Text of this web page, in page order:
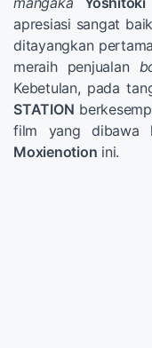
apresiasi sangat
ditayangkan
meraih penjualan
Kebetulan, pada
STATION
film yang dibawa
Moxienotion ini.